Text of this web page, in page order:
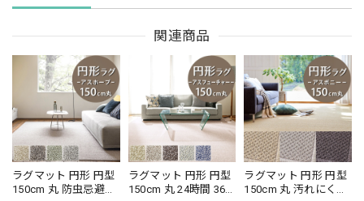
関連商品
ラグマット 円形 円型
150cm 丸 防虫忌避率
ラグマット 円形 円型
150cm 丸 24時間 365
ラグマット 円形 円型
150cm 丸 汚れにくく